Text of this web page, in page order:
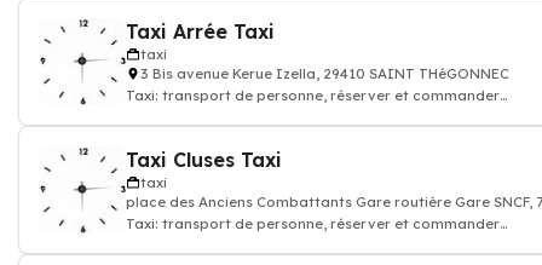
Taxi Arrée Taxi
taxi
3 Bis avenue Kerue Izella, 29410 SAINT THéGONNEC
Taxi: transport de personne, réserver et commander
Taxi Cluses Taxi
taxi
place des Anciens Combattants Gare routière Gare SNCF,
Taxi: transport de personne, réserver et commander